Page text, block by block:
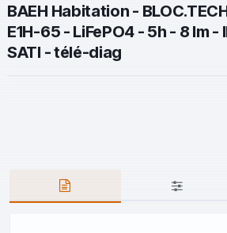
BAEH Habitation -
E1H-65 - LiFePO4 - 5h - 8 lm -
SATI - télé-diag